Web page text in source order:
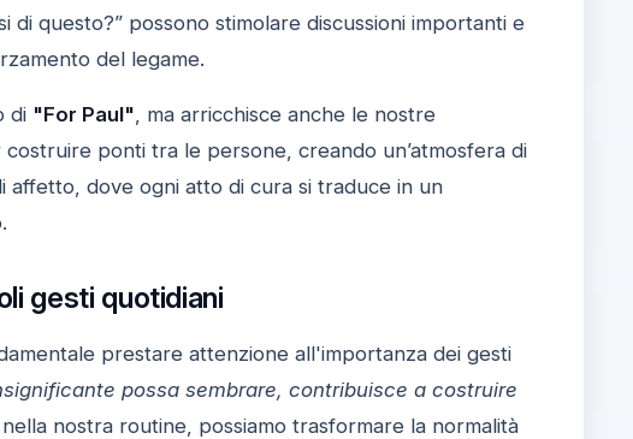
questo?” possono stimolare discussioni importanti e
del legame.
di "For Paul" , ma arricchisce anche le nostre
ponti tra le persone, creando un’atmosfera di
dove ogni atto di cura si traduce in un
gesti quotidiani
prestare attenzione all'importanza dei gesti
possa sembrare, contribuisce a costruire
nostra routine, possiamo trasformare la normalità